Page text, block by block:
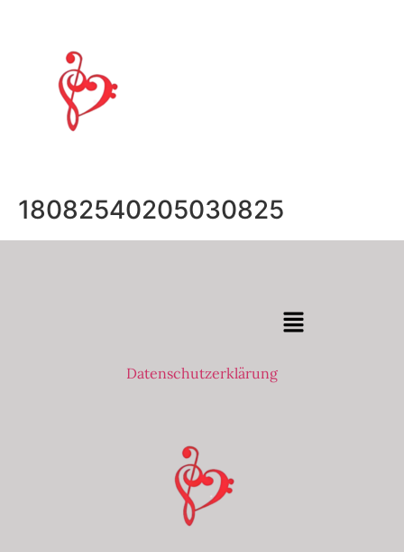
18082540205030825
Datenschutzerklärung